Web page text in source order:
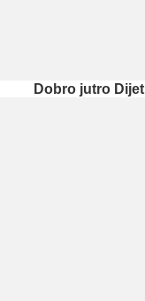
Dobro jutro Dijet